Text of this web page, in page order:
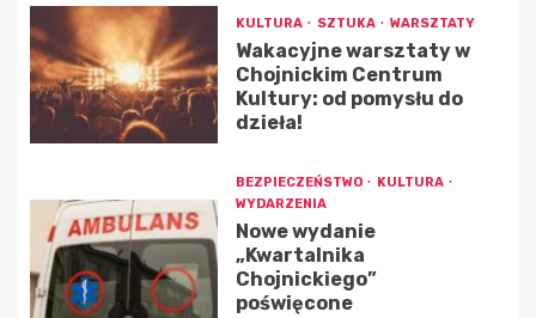
KULTURA SZTUKA WARSZTATY
Wakacyjne warsztaty w
Chojnickim Centrum
Kultury: od pomysłu do
dzieła!
BEZPIECZEŃSTWO
KULTURA
WYDARZENIA
Nowe wydanie
„Kwartalnika
Chojnickiego”
poświęcone